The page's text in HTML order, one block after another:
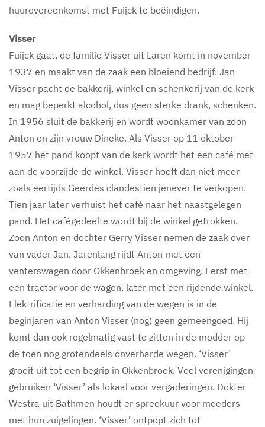
huurovereenkomst met Fuijck te beëindigen.
Visser
Fuijck gaat, de familie Visser uit Laren komt in november
1937 en maakt van de zaak een bloeiend bedrijf. Jan
Visser pacht de bakkerij, winkel en schenkerij van de kerk
en mag beperkt alcohol, dus geen sterke drank, schenken.
In 1956 sluit de bakkerij en wordt woonkamer van zoon
Anton en zijn vrouw Dineke. Als Visser op 11 oktober
1957 het pand koopt van de kerk wordt het een café met
aan de voorzijde de winkel. Visser hoeft dan niet meer
zoals eertijds Geerdes clandestien jenever te verkopen.
Tien jaar later verhuist het café naar het naastgelegen
pand. Het cafégedeelte wordt bij de winkel getrokken.
Zoon Anton en dochter Gerry Visser nemen de zaak over
van vader Jan. Jarenlang rijdt Anton met een
venterswagen door Okkenbroek en omgeving. Eerst met
een tractor voor de wagen, later met een rijdende winkel.
Elektrificatie en verharding van de wegen is in de
beginjaren van Anton Visser (nog) geen gemeengoed. Hij
komt dan ook regelmatig vast te zitten in de modder op
de toen nog grotendeels onverharde wegen. ‘Visser’
groeit uit tot een begrip in Okkenbroek. Veel verenigingen
gebruiken ‘Visser’ als lokaal voor vergaderingen. Dokter
Westra uit Bathmen houdt er spreekuur voor moeders
met hun zuigelingen. ‘Visser’ ontpopt zich tot